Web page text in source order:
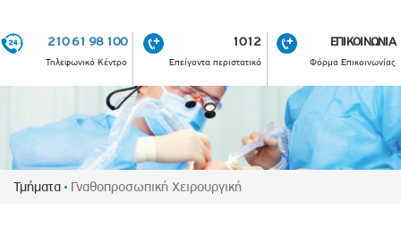
210 61 98 100
Τηλεφωνικό Κέντρο
1012
Επείγοντα περιστατικά
ΕΠΙΚΟΙΝΩΝΙΑ
Φόρμα Επικοινωνίας
Τμήματα Γναθοπροσωπική Χειρουργική